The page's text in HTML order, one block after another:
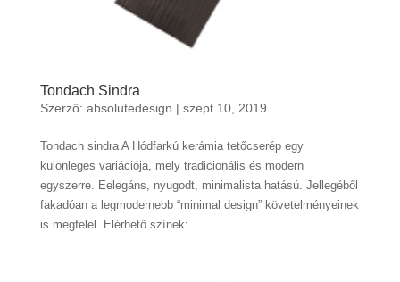
Tondach Sindra
Szerző: absolutedesign | szept 10, 2019
Tondach sindra A Hódfarkú kerámia tetőcserép egy
különleges variációja, mely tradicionális és modern
egyszerre. Eelegáns, nyugodt, minimalista hatású. Jellegéből
fakadóan a legmodernebb “minimal design” követelményeinek
is megfelel. Elérhető színek:...